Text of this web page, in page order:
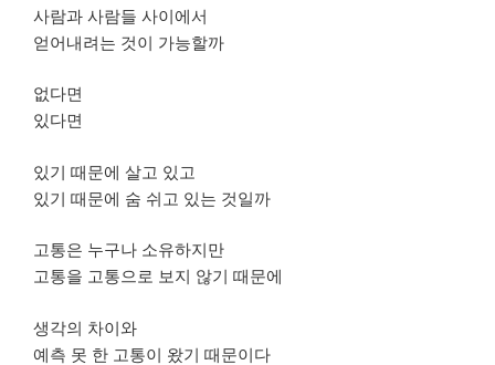
사람과 사람들 사이에서
얻어내려는 것이 가능할까
없다면
있다면
있기 때문에 살고 있고
있기 때문에 숨 쉬고 있는 것일까
고통은 누구나 소유하지만
고통을 고통으로 보지 않기 때문에
생각의 차이와
예측 못 한 고통이 왔기 때문이다